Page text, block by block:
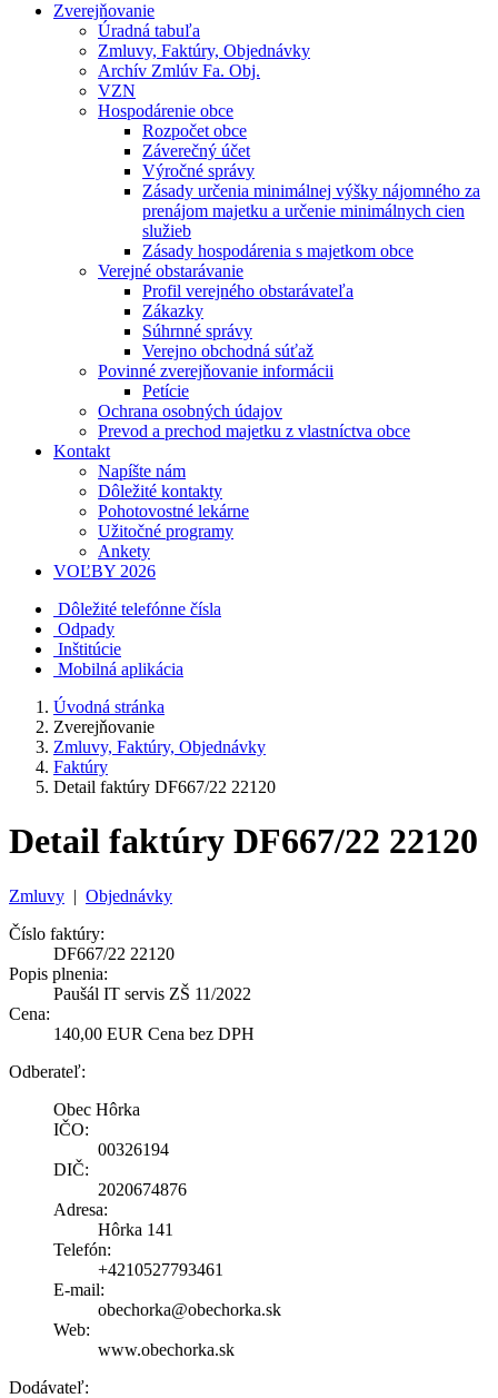
Zverejňovanie
Úradná tabuľa
Zmluvy, Faktúry, Objednávky
Archív Zmlúv Fa. Obj.
VZN
Hospodárenie obce
Rozpočet obce
Záverečný účet
Výročné správy
Zásady určenia minimálnej výšky nájomného za
prenájom majetku a určenie minimálnych cien
služieb
Zásady hospodárenia s majetkom obce
Verejné obstarávanie
Profil verejného obstarávateľa
Zákazky
Súhrnné správy
Verejno obchodná súťaž
Povinné zverejňovanie informácii
Petície
Ochrana osobných údajov
Prevod a prechod majetku z vlastníctva obce
Kontakt
Napíšte nám
Dôležité kontakty
Pohotovostné lekárne
Užitočné programy
Ankety
VOĽBY 2026
Dôležité telefónne čísla
Odpady
Inštitúcie
Mobilná aplikácia
Úvodná stránka
Zverejňovanie
Zmluvy, Faktúry, Objednávky
Faktúry
Detail faktúry DF667/22 22120
Detail faktúry DF667/22 22120
Zmluvy | Objednávky
Číslo faktúry:
DF667/22 22120
Popis plnenia:
Paušál IT servis ZŠ 11/2022
Cena:
140,00 EUR Cena bez DPH
Odberateľ:
Obec Hôrka
IČO:
00326194
DIČ:
2020674876
Adresa:
Hôrka 141
Telefón:
+4210527793461
E-mail:
obechorka@obechorka.sk
Web:
www.obechorka.sk
Dodávateľ: